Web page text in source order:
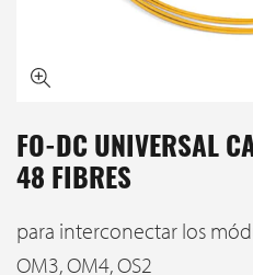
FO-DC UNIVERSAL
48 FIBRES
para interconectar los
OM3, OM4, OS2